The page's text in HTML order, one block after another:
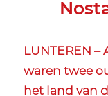
LUNTEREN
waren twee
het land van